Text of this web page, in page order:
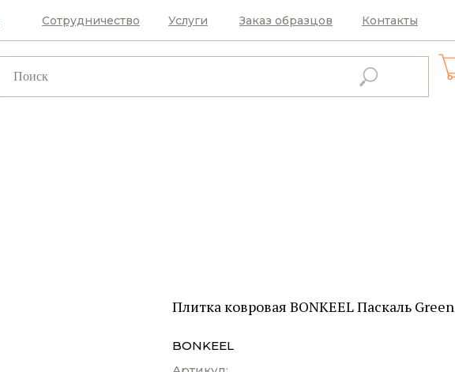
Услуги
Сотрудничество Контакты
Заказ образцов
Плитка ковровая BONKEEL Паскаль Green
BONKEEL